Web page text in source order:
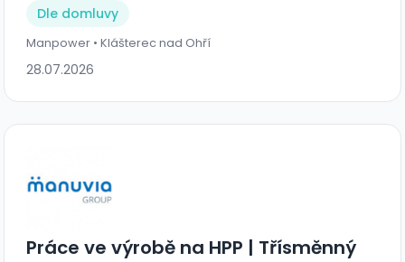
Dle domluvy
Manpower • Klášterec nad Ohří
28.07.2026
Práce ve výrobě na HPP | Třísměnný